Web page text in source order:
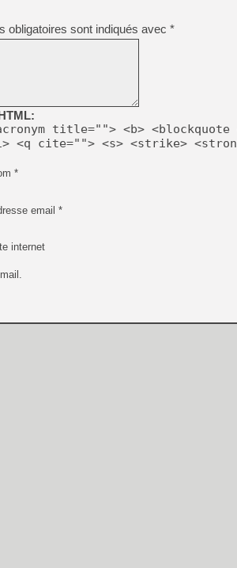
[GK] Oubliez Crazy Taxi,
[LS] [Switch] NSZ 5.0.0
[GK] No More Room in
obligatoires sont indiqués avec *
title=""> <b> <blockquote
<q cite=""> <s> <strike>
*
email *
internet